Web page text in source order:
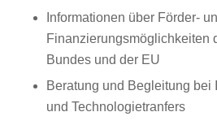
Informationen über Förder-
Finanzierungsmöglichkeiten
Bundes und der EU
Beratung und Begleitung bei
und Technologietranfers